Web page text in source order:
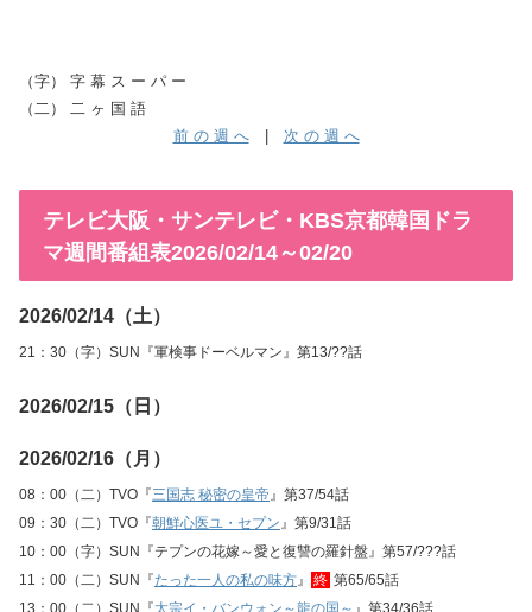
（字） 字 幕 ス ー パ ー
（二） 二 ヶ 国 語
前 の 週 へ| 次 の 週 へ
テレビ大阪・サンテレビ・KBS京都韓国ドラ
マ週間番組表2026/02/14～02/20
2026/02/14（土）
21：30（字）SUN『軍検事ドーベルマン』第13/??話
2026/02/15（日）
2026/02/16（月）
08：00（二）TVO『三国志 秘密の皇帝』第37/54話
09：30（二）TVO『朝鮮心医ユ・セプン』第9/31話
10：00（字）SUN『テプンの花嫁～愛と復讐の羅針盤』第57/???話
11：00（二）SUN『たった一人の私の味方』 終 第65/65話
13：00（二）SUN『太宗イ・バンウォン～龍の国～ 』第34/36話